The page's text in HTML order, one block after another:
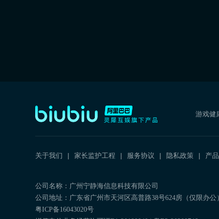
游戏健
关于我们 家长监护工程 服务协议 隐私政策 产
公司名称：广州宁静海信息科技有限公司
公司地址：广东省广州市天河区高普路38号624房（仅限办公
粤ICP备16043020号